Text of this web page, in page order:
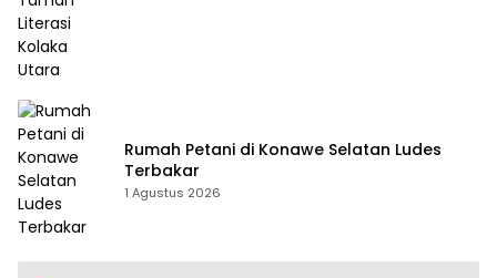
Rumah Petani di Konawe Selatan Ludes
Terbakar
1 Agustus 2026